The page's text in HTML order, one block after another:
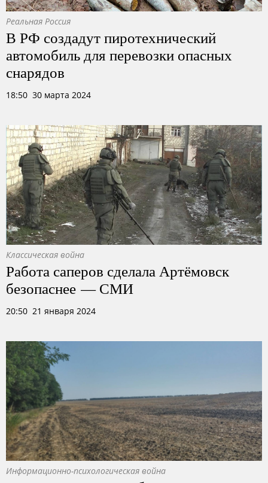
Реальная Россия
В РФ создадут пиротехнический
автомобиль для перевозки опасных
снарядов
18:50 30 марта 2024
Классическая война
Работа саперов сделала Артёмовск
безопаснее — СМИ
20:50 21 января 2024
Информационно-психологическая война